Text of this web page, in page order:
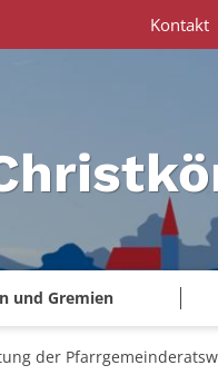
und Gremien
Kontakt
der